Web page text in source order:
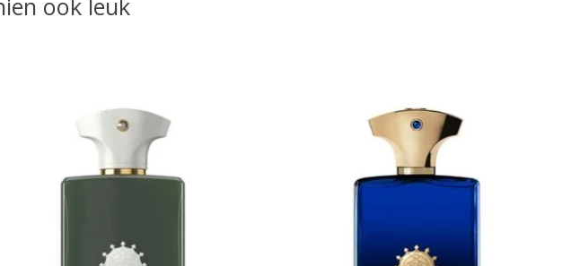
ook leuk